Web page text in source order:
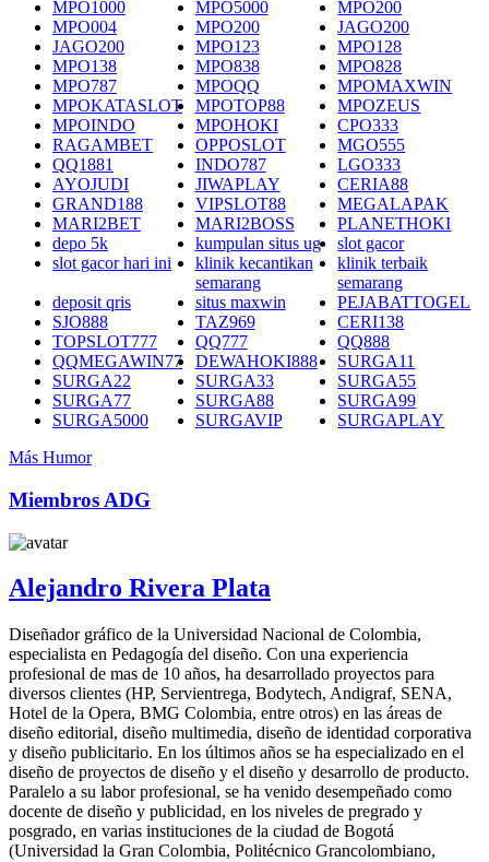
MPO1000
MPO5000
MPO200
MPO004
MPO200
JAGO200
JAGO200
MPO123
MPO128
MPO138
MPO838
MPO828
MPO787
MPOQQ
MPOMAXWIN
MPOKATASLOT
MPOTOP88
MPOZEUS
MPOINDO
MPOHOKI
CPO333
RAGAMBET
OPPOSLOT
MGO555
QQ1881
INDO787
LGO333
AYOJUDI
JIWAPLAY
CERIA88
GRAND188
VIPSLOT88
MEGALAPAK
MARI2BET
MARI2BOSS
PLANETHOKI
depo 5k
kumpulan situs ug
slot gacor
slot gacor hari ini
klinik kecantikan
semarang
klinik terbaik
semarang
deposit qris
situs maxwin
PEJABATTOGEL
SJO888
TAZ969
CERI138
TOPSLOT777
QQ777
QQ888
QQMEGAWIN77
DEWAHOKI888
SURGA11
SURGA22
SURGA33
SURGA55
SURGA77
SURGA88
SURGA99
SURGA5000
SURGAVIP
SURGAPLAY
Más Humor
Miembros ADG
Alejandro Rivera Plata
Diseñador gráfico de la Universidad Nacional de Colombia,
especialista en Pedagogía del diseño. Con una experiencia
profesional de mas de 10 años, ha desarrollado proyectos para
diversos clientes (HP, Servientrega, Bodytech, Andigraf, SENA,
Hotel de la Opera, BMG Colombia, entre otros) en las áreas de
diseño editorial, diseño multimedia, diseño de identidad corporativa
y diseño publicitario. En los últimos años se ha especializado en el
diseño de proyectos de diseño y el diseño y desarrollo de producto.
Paralelo a su labor profesional, se ha venido desempeñado como
docente de diseño y publicidad, en los niveles de pregrado y
posgrado, en varias instituciones de la ciudad de Bogotá
(Universidad la Gran Colombia, Politécnico Grancolombiano,